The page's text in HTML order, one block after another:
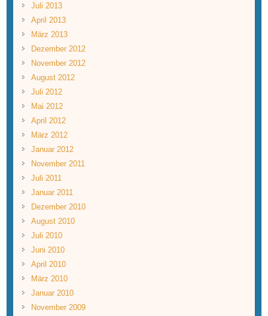
Juli 2013
April 2013
März 2013
Dezember 2012
November 2012
August 2012
Juli 2012
Mai 2012
April 2012
März 2012
Januar 2012
November 2011
Juli 2011
Januar 2011
Dezember 2010
August 2010
Juli 2010
Juni 2010
April 2010
März 2010
Januar 2010
November 2009